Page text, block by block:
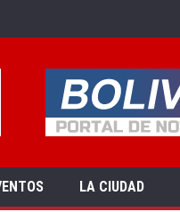
LA CIUDAD